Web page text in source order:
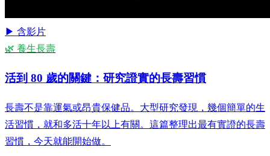
▶ 含影片
🌿 養生長壽
活到 80 歲的關鍵：研究證實的長壽習慣
長壽不是靠運氣或昂貴保健品。大型研究發現，幾個簡單的生
活習慣，就和多活十年以上有關。這篇整理出最有實證的長壽
習慣，今天就能開始做。